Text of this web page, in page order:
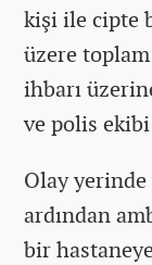
kişi ile cipte
üzere
ihbarı
ve polis
Olay
ardından
bir